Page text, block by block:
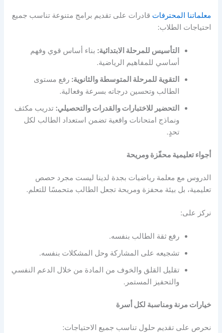
معلماتنا المحترفات قادرات على تقديم برامج متنوعة تناسب جميع
احتياجات الطلاب:
التأسيس للمرحلة الابتدائية: بناء أساس قوي وفهم
أساسي للمفاهيم الرياضية.
التقوية للمرحلة المتوسطة والثانوية: رفع مستوى
الطالب وتحسين درجاته بسرعة وفعالية.
التحضير للاختبارات والقدرات والتحصيلي: تدريب مكثف
ونماذج امتحانات واقعية تضمن استعداد الطالب لكل
تحدٍ.
أجواء تعليمية محفّزة ومريحة
الدروس مع معلمة رياضيات بجدة لدينا ليست مجرد حصص
تعليمية، بل بيئة محفزة ومريحة تجعل الطالب متحمسًا للتعلم.
نركز على:
رفع ثقة الطالب بنفسه.
تشجيعه على المشاركة وحل المشكلات بنفسه.
تقليل القلق والخوف من المادة من خلال الدعم النفسي
والتحفيز المستمر.
خيارات مرنة ومناسبة لكل أسرة
نحرص على تقديم حلول تناسب جميع الاحتياجات: